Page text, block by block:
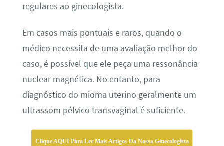
regulares ao ginecologista.
Em casos mais pontuais e raros, quando o
médico necessita de uma avaliação melhor do
caso, é possível que ele peça uma ressonância
nuclear magnética. No entanto, para
diagnóstico do mioma uterino geralmente um
ultrassom pélvico transvaginal é suficiente.
Clique AQUI Para Ler Mais Artigos Da Nossa Ginecologista